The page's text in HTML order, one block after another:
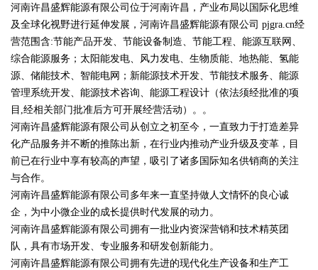
河南许昌盛辉能源有限公司位于河南许昌，产业布局以国际化思维
及全球化视野进行延伸发展，河南许昌盛辉能源有限公司 pjgra.cn经
营范围含:节能产品开发、节能设备制造、节能工程、能源互联网、
综合能源服务；太阳能发电、风力发电、生物质能、地热能、氢能
源、储能技术、智能电网；新能源技术开发、节能技术服务、能源
管理系统开发、能源技术咨询、能源工程设计（依法须经批准的项
目,经相关部门批准后方可开展经营活动）。。
河南许昌盛辉能源有限公司从创立之初至今，一直致力于打造差异
化产品服务并不断的推陈出新，在行业内推动产业升级及变革，目
前已在行业中享有较高的声望，吸引了诸多国际知名供销商的关注
与合作。
河南许昌盛辉能源有限公司多年来一直坚持做人文情怀的良心诚
企，为中小微企业的成长提供时代发展的动力。
河南许昌盛辉能源有限公司拥有一批业内资深营销和技术精英团
队，具有市场开发、专业服务和研发创新能力。
河南许昌盛辉能源有限公司拥有先进的现代化生产设备和生产工